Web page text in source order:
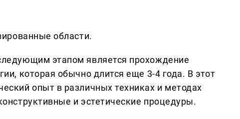
области.
этапом является прохождение
которая обычно длится еще 3-4 года. В этот
опыт в различных техниках и методах
и эстетические процедуры.